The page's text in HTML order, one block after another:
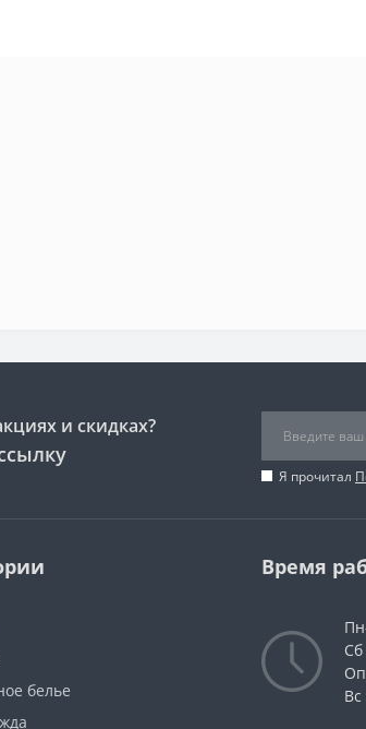
и скидках?
Я прочитал
белье
Время